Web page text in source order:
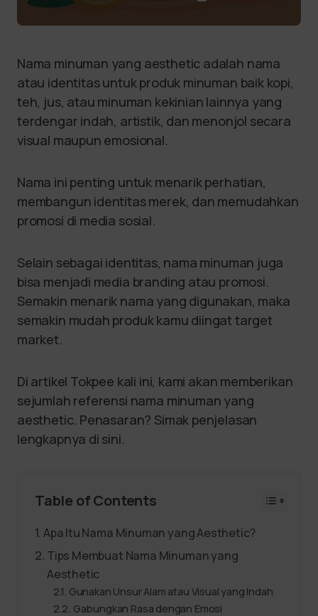
Nama minuman yang aesthetic adalah nama
atau identitas untuk produk minuman baik kopi,
teh, jus, atau minuman kekinian lainnya yang
terdengar indah, artistik, dan menonjol secara
visual maupun emosional.
Nama ini penting untuk menarik perhatian,
membangun identitas merek, dan memudahkan
promosi di media sosial.
Selain sebagai identitas, nama minuman juga
bisa menjadi media branding atau promosi.
Semakin menarik nama yang digunakan, maka
semakin mudah produk kamu diingat target
market.
Di artikel Tokpee kali ini, kami akan memberikan
sejumlah referensi nama minuman yang
aesthetic. Penasaran? Simak penjelasan
lengkapnya di sini.
Table of Contents
Apa Itu Nama Minuman yang Aesthetic?
Tips Membuat Nama Minuman yang
Aesthetic
Gunakan Unsur Alam atau Visual yang Indah
Gabungkan Rasa dengan Emosi